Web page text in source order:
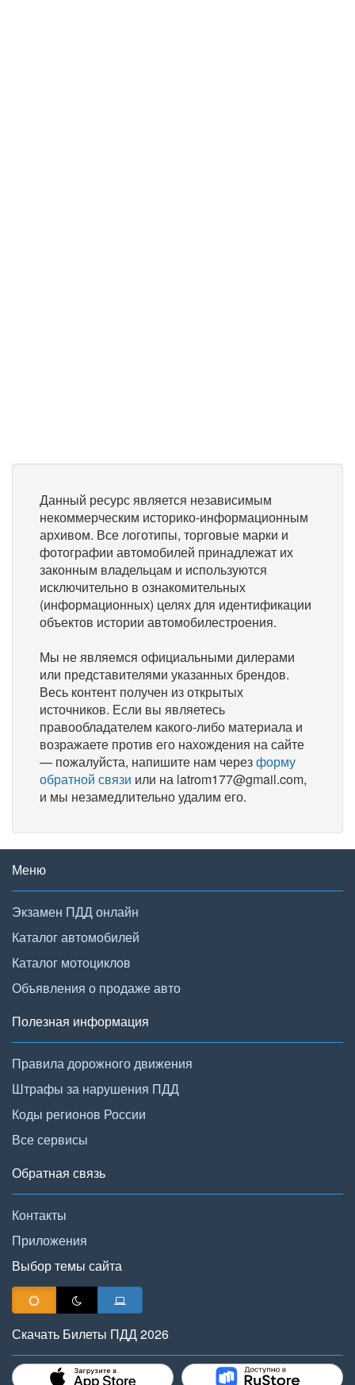
Данный ресурс является независимым
некоммерческим историко-информационным
архивом. Все логотипы, торговые марки и
фотографии автомобилей принадлежат их
законным владельцам и используются
исключительно в ознакомительных
(информационных) целях для идентификации
объектов истории автомобилестроения.
Мы не являемся официальными дилерами
или представителями указанных брендов.
Весь контент получен из открытых
источников. Если вы являетесь
правообладателем какого-либо материала и
возражаете против его нахождения на сайте
— пожалуйста, напишите нам черезформу
обратной связи или на latrom177@gmail.com,
и мы незамедлительно удалим его.
Меню
Экзамен ПДД онлайн
Каталог автомобилей
Каталог мотоциклов
Объявления о продаже авто
Полезная информация
Правила дорожного движения
Штрафы за нарушения ПДД
Коды регионов России
Все сервисы
Обратная связь
Контакты
Приложения
Выбор темы сайта
Скачать Билеты ПДД 2026